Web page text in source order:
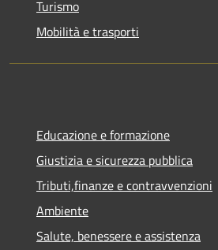
Turismo
Mobilità e trasporti
Educazione e formazione
Giustizia e sicurezza pubblica
Tributi,finanze e contravvenzioni
Ambiente
Salute, benessere e assistenza